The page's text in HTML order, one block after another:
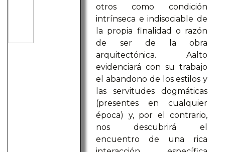
otros como condición
intrínseca e indisociable de
la propia finalidad o razón
de ser de la obra
arquitectónica. Aalto
evidenciará con su trabajo
el abandono de los estilos y
las servitudes dogmáticas
(presentes en cualquier
época) y, por el contrario,
nos descubrirá el
encuentro de una rica